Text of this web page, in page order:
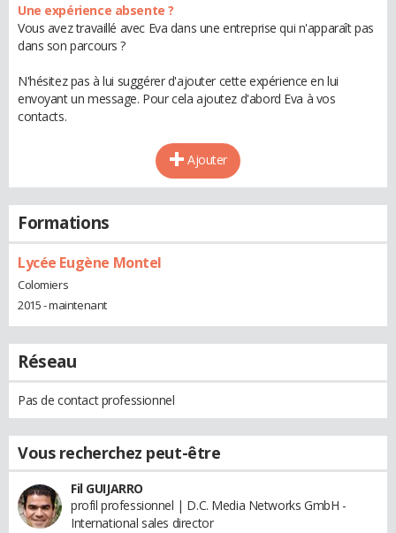
Une expérience absente ?
Vous avez travaillé avec Eva dans une entreprise qui n'apparaît pas
dans son parcours ?
N'hésitez pas à lui suggérer d'ajouter cette expérience en lui
envoyant un message. Pour cela ajoutez d'abord Eva à vos
contacts.
Ajouter
Formations
Lycée Eugène Montel
Colomiers
2015 - maintenant
Réseau
Pas de contact professionnel
Vous recherchez peut-être
Fil GUIJARRO
profil professionnel | D.C. Media Networks GmbH -
International sales director